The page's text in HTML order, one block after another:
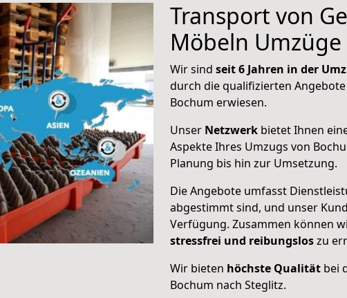
Transport von
Möbeln Umzüge
Wir sind seit 6 Jahren in der
durch die qualifizierten
Bochum erwiesen.
Unser Netzwerk bietet Ihnen
Aspekte Ihres Umzugs von
Planung bis hin zur Umsetzung.
Die Angebote umfasst
abgestimmt sind, und unser
Verfügung. Zusammen können
stressfrei und reibungsloszu
Wir bieten höchste Qualität bei
Bochum nach Steglitz.